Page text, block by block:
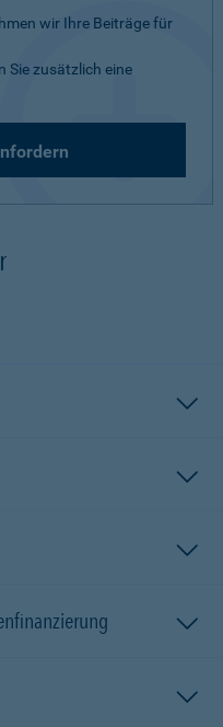
wir Ihre Beiträge für
Sie zusätzlich eine